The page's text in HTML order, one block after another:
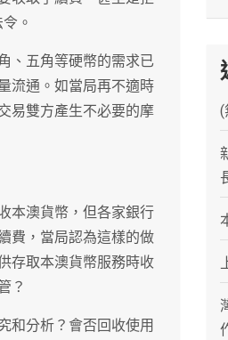
。
、五角等硬幣的需求已
流通。如當局再不適時
易雙方產生不必要的摩
本澳貨幣，但各家銀行
費，當局認為這樣的做
存取本澳貨幣服務時收
？
和分析？會否回收使用
(